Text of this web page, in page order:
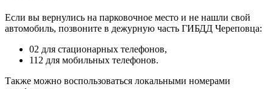
Если вы вернулись на парковочное место и не нашли свой
автомобиль, позвоните в дежурную часть ГИБДД Череповца:
02 для стационарных телефонов,
112 для мобильных телефонов.
Также можно воспользоваться локальными номерами